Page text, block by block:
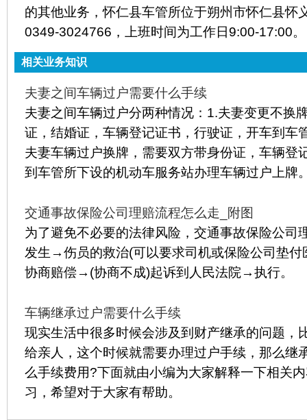
的其他业务，怀仁县车管所位于朔州市怀仁县怀
0349-3024766，上班时间为工作日9:00-17:00。
相关业务知识
夫妻之间车辆过户需要什么手续
夫妻之间车辆过户分两种情况：1.夫妻变更不换
证，结婚证，车辆登记证书，行驶证，开车到车
夫妻车辆过户换牌，需要双方带身份证，车辆登
到车管所下设的机动车服务站办理车辆过户上牌
交通事故保险公司理赔流程怎么走_附图
为了避免不必要的法律风险，交通事故保险公司
发生→伤员的救治(可以要求司机或保险公司垫
协商赔偿→(协商不成)起诉到人民法院→执行。
车辆继承过户需要什么手续
现实生活中很多时候会涉及到财产继承的问题，
给亲人，这个时候就需要办理过户手续，那么继
么手续费用?下面就由小编为大家解释一下相关
习，希望对于大家有帮助。